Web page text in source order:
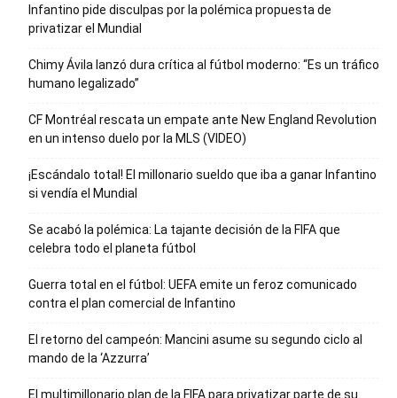
Infantino pide disculpas por la polémica propuesta de
privatizar el Mundial
Chimy Ávila lanzó dura crítica al fútbol moderno: “Es un tráfico
humano legalizado”
CF Montréal rescata un empate ante New England Revolution
en un intenso duelo por la MLS (VIDEO)
¡Escándalo total! El millonario sueldo que iba a ganar Infantino
si vendía el Mundial
Se acabó la polémica: La tajante decisión de la FIFA que
celebra todo el planeta fútbol
Guerra total en el fútbol: UEFA emite un feroz comunicado
contra el plan comercial de Infantino
El retorno del campeón: Mancini asume su segundo ciclo al
mando de la ‘Azzurra’
El multimillonario plan de la FIFA para privatizar parte de su